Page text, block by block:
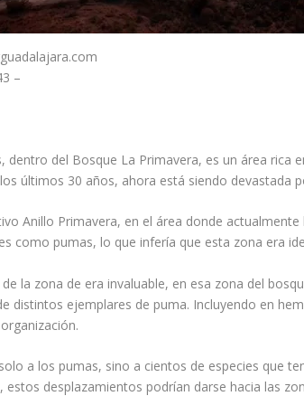
–
dentro del Bosque La Primavera, es un área rica
últimos 30 años, ahora está siendo devastada
Anillo Primavera, en el área donde
como pumas, lo que infería que esta zona era
la zona de era invaluable, en esa zona del
distintos ejemplares de puma. Incluyendo en
a los pumas, sino a cientos de especies que
desplazamientos podrían darse hacia las